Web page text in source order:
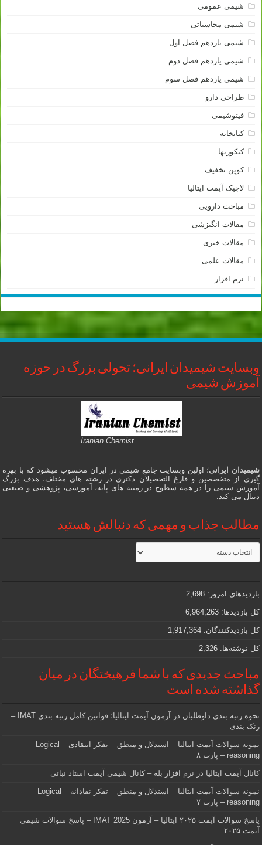
شیمی عمومی
شیمی محاسباتی
شیمی یازدهم فصل اول
شیمی یازدهم فصل دوم
شیمی یازدهم فصل سوم
طراحی دارو
فیتوشیمی
کتابخانه
کنکوریها
کوپن تخفیف
لاجیک آیمت ایتالیا
مباحث دارویی
مقالات انگیزشی
مقالات خبری
مقالات علمی
نرم افزار
وبسایت شیمیدان ایرانی؛ تحولی بزرگ در حوزه
آموزش شیمی
Iranian Chemist
شیمیدان ایرانی؛ اولین وبسایت جامع شیمی در ایران محسوب میشود که با بهره
گیری از متخصصین و فارغ التحصیلان دکتری در رشته های مختلف، هدف بزرگ
آموزش شیمی را در همه سطوح در زمینه های پایه، آموزشی، پژوهشی و صنعتی
دنبال می کند.
مطالب جذاب و مهمی که دنبالش هستید
مطالب
جذاب
و
که
دنبالش
هستید
بازدیدهای امروز:2,698
کل بازدیدها:6,964,263
کل بازدیدکنند‌گان:1,917,364
کل نوشته‌ها:2,326
مباحث جدیدی که با شما فرهیختگان در میان
گذاشته شده است
نحوه رتبه بندی داوطلبان در آزمون آیمت ایتالیا؛ قوانین کامل رتبه بندی IMAT –
رنک بندی
نمونه سوالات آیمت ایتالیا – استدلال و منطق – تفکر انتقادی – Logical
reasoning – پارت ۸
کانال آیمت ایتالیا در نرم افزار بله – کانال شیمی آیمت استاد نباتی
نمونه سوالات آیمت ایتالیا – استدلال و منطق – تفکر نقادانه – Logical
reasoning – پارت ۷
پاسخ سوالات آیمت ۲۰۲۵ ایتالیا – آزمون IMAT 2025 – پاسخ سوالات شیمی
آیمت ۲۰۲۵